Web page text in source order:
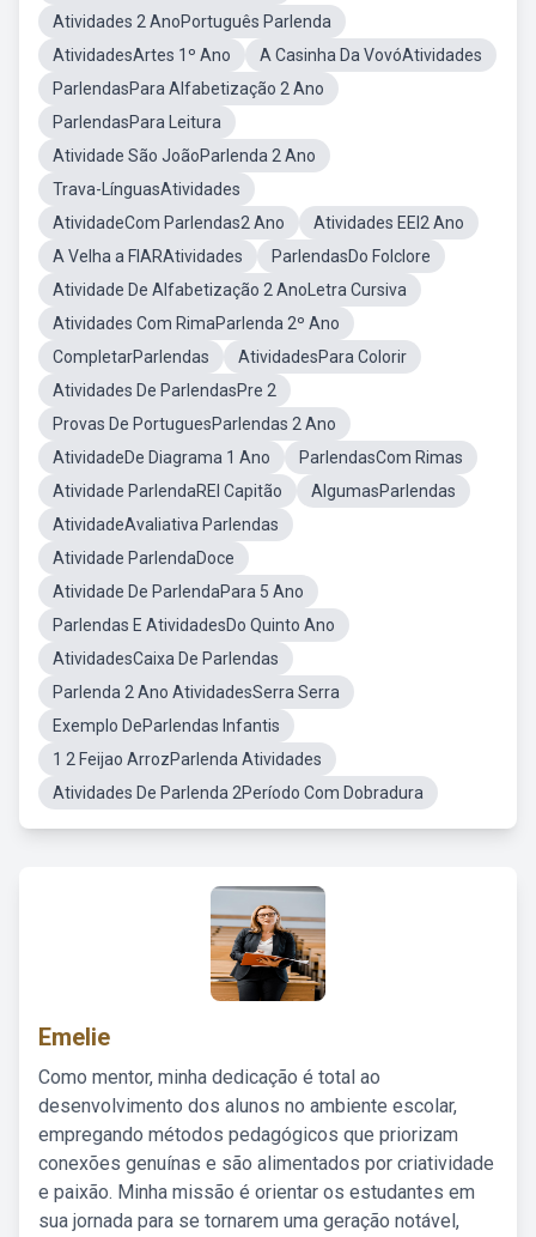
Atividades 2 AnoPortuguês Parlenda
AtividadesArtes 1º Ano
A Casinha Da VovóAtividades
ParlendasPara Alfabetização 2 Ano
ParlendasPara Leitura
Atividade São JoãoParlenda 2 Ano
Trava-LínguasAtividades
AtividadeCom Parlendas2 Ano
Atividades EEI2 Ano
A Velha a FIARAtividades
ParlendasDo Folclore
Atividade De Alfabetização 2 AnoLetra Cursiva
Atividades Com RimaParlenda 2º Ano
CompletarParlendas
AtividadesPara Colorir
Atividades De ParlendasPre 2
Provas De PortuguesParlendas 2 Ano
AtividadeDe Diagrama 1 Ano
ParlendasCom Rimas
Atividade ParlendaREI Capitão
AlgumasParlendas
AtividadeAvaliativa Parlendas
Atividade ParlendaDoce
Atividade De ParlendaPara 5 Ano
Parlendas E AtividadesDo Quinto Ano
AtividadesCaixa De Parlendas
Parlenda 2 Ano AtividadesSerra Serra
Exemplo DeParlendas Infantis
1 2 Feijao ArrozParlenda Atividades
Atividades De Parlenda 2Período Com Dobradura
Emelie
Como mentor, minha dedicação é total ao
desenvolvimento dos alunos no ambiente escolar,
empregando métodos pedagógicos que priorizam
conexões genuínas e são alimentados por criatividade
e paixão. Minha missão é orientar os estudantes em
sua jornada para se tornarem uma geração notável,